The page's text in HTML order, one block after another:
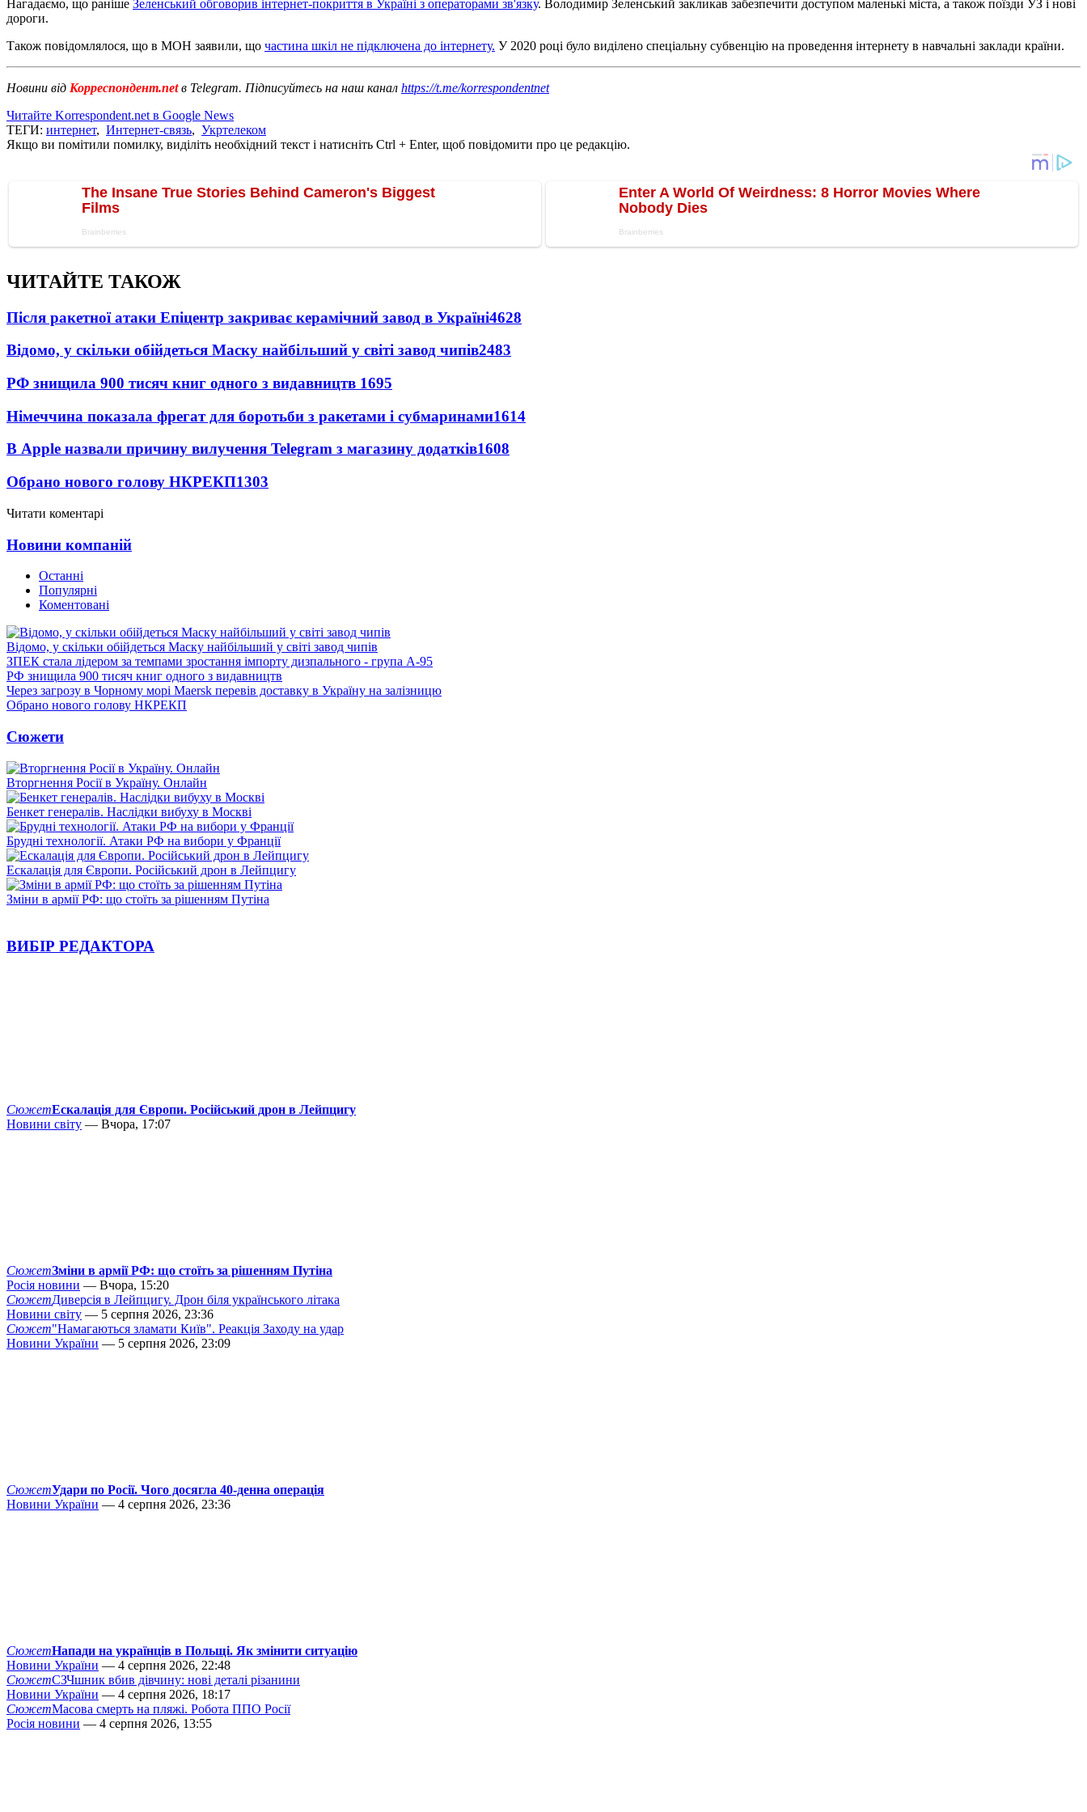
Нагадаємо, що раніше Зеленський обговорив інтернет-покриття в Україні з операторами зв'язку. Володимир Зеленський закликав забезпечити доступом маленькі міста, а також поїзди УЗ і нові
дороги.
Також повідомлялося, що в МОН заявили, що частина шкіл не підключена до інтернету. У 2020 році було виділено спеціальну субвенцію на проведення інтернету в навчальні заклади країни.
Новини від Корреспондент.netв Telegram. Підписуйтесь на наш канал https://t.me/korrespondentnet
Читайте Korrespondent.net в Google News
ТЕГИ: интернет, Интернет-связь, Укртелеком
Якщо ви помітили помилку, виділіть необхідний текст і натисніть Ctrl + Enter, щоб повідомити про це редакцію.
ЧИТАЙТЕ ТАКОЖ
Після ракетної атаки Епіцентр закриває керамічний завод в Україні4628
Відомо, у скільки обійдеться Маску найбільший у світі завод чипів2483
РФ знищила 900 тисяч книг одного з видавництв 1695
Німеччина показала фрегат для боротьби з ракетами і субмаринами1614
В Apple назвали причину вилучення Telegram з магазину додатків1608
Обрано нового голову НКРЕКП1303
Читати коментарі
Новини компаній
Останні
Популярні
Коментовані
Відомо, у скільки обійдеться Маску найбільший у світі завод чипів
ЗПЕК стала лідером за темпами зростання імпорту дизпального - група А-95
РФ знищила 900 тисяч книг одного з видавництв
Через загрозу в Чорному морі Maersk перевів доставку в Україну на залізницю
Обрано нового голову НКРЕКП
Сюжети
Вторгнення Росії в Україну. Онлайн
Бенкет генералів. Наслідки вибуху в Москві
Брудні технології. Атаки РФ на вибори у Франції
Ескалація для Європи. Російський дрон в Лейпцигу
Зміни в армії РФ: що стоїть за рішенням Путіна
ВИБІР РЕДАКТОРА
СюжетЕскалація для Європи. Російський дрон в Лейпцигу
Новини світу — Вчора, 17:07
СюжетЗміни в армії РФ: що стоїть за рішенням Путіна
Росія новини — Вчора, 15:20
СюжетДиверсія в Лейпцигу. Дрон біля українського літака
Новини світу — 5 серпня 2026, 23:36
Сюжет"Намагаються зламати Київ". Реакція Заходу на удар
Новини України — 5 серпня 2026, 23:09
СюжетУдари по Росії. Чого досягла 40-денна операція
Новини України — 4 серпня 2026, 23:36
СюжетНапади на українців в Польщі. Як змінити ситуацію
Новини України — 4 серпня 2026, 22:48
СюжетСЗЧшник вбив дівчину: нові деталі різанини
Новини України — 4 серпня 2026, 18:17
СюжетМасова смерть на пляжі. Робота ППО Росії
Росія новини — 4 серпня 2026, 13:55